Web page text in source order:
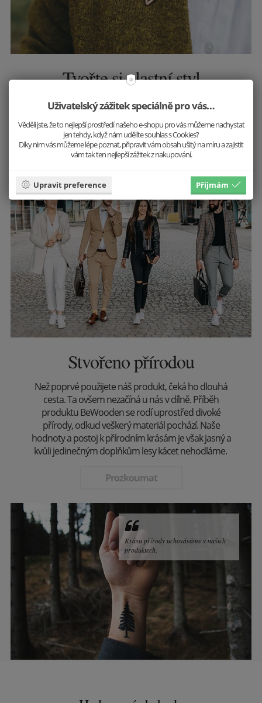
Tvořte si vlastní styl
Nemusíte se řídit trendy, tvořte je! Vystupte z řady a
buďte sami sebou. Do práce, do společnosti, na
večeři - jiný outfit, ale stále jste to vy.
Inspirovat se
Stvořeno přírodou
Než poprvé použijete náš produkt, čeká ho dlouhá
cesta. Ta ovšem nezačíná u nás v dílně. Příběh
produktu BeWooden se rodí uprostřed divoké
přírody, odkud veškerý materiál pochází. Naše
hodnoty a postoj k přírodním krásám je však jasný a
kvůli jedinečným doplňkům lesy kácet nehodláme.
Prozkoumat
Krásu přírody uchováváme v našich
produktech.
Uživatelský zážitek speciálně pro vás…
Věděli jste, že to nejlepší prostředí našeho e-shopu pro vás můžeme nachystat
jen tehdy, když nám udělíte souhlas s Cookies?
Díky nim vás můžeme lépe poznat, připravit vám obsah ušitý na míru a zajistit
vám tak ten nejlepší zážitek z nakupování.
Upravit preference Příjmám